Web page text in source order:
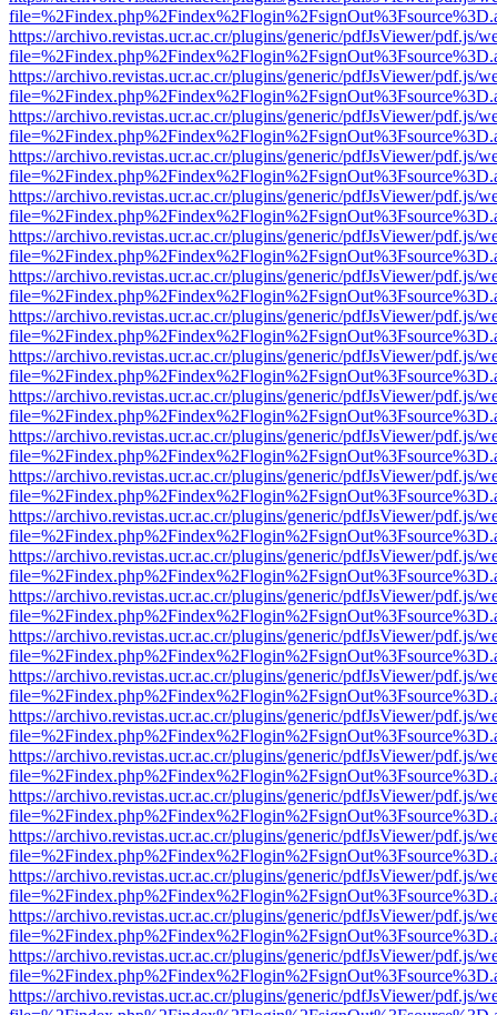
https://archivo.revistas.ucr.ac.cr/plugins/generic/pdfJsViewer/pdf.js/
https://archivo.revistas.ucr.ac.cr/plugins/generic/pdfJsViewer/pdf.js/
https://archivo.revistas.ucr.ac.cr/plugins/generic/pdfJsViewer/pdf.js/
https://archivo.revistas.ucr.ac.cr/plugins/generic/pdfJsViewer/pdf.js/
https://archivo.revistas.ucr.ac.cr/plugins/generic/pdfJsViewer/pdf.js/
https://archivo.revistas.ucr.ac.cr/plugins/generic/pdfJsViewer/pdf.js/
https://archivo.revistas.ucr.ac.cr/plugins/generic/pdfJsViewer/pdf.js/
https://archivo.revistas.ucr.ac.cr/plugins/generic/pdfJsViewer/pdf.js/
https://archivo.revistas.ucr.ac.cr/plugins/generic/pdfJsViewer/pdf.js/
https://archivo.revistas.ucr.ac.cr/plugins/generic/pdfJsViewer/pdf.js/
https://archivo.revistas.ucr.ac.cr/plugins/generic/pdfJsViewer/pdf.js/
https://archivo.revistas.ucr.ac.cr/plugins/generic/pdfJsViewer/pdf.js/
https://archivo.revistas.ucr.ac.cr/plugins/generic/pdfJsViewer/pdf.js/
https://archivo.revistas.ucr.ac.cr/plugins/generic/pdfJsViewer/pdf.js/
https://archivo.revistas.ucr.ac.cr/plugins/generic/pdfJsViewer/pdf.js/
https://archivo.revistas.ucr.ac.cr/plugins/generic/pdfJsViewer/pdf.js/
https://archivo.revistas.ucr.ac.cr/plugins/generic/pdfJsViewer/pdf.js/
https://archivo.revistas.ucr.ac.cr/plugins/generic/pdfJsViewer/pdf.js/
https://archivo.revistas.ucr.ac.cr/plugins/generic/pdfJsViewer/pdf.js/
https://archivo.revistas.ucr.ac.cr/plugins/generic/pdfJsViewer/pdf.js/
https://archivo.revistas.ucr.ac.cr/plugins/generic/pdfJsViewer/pdf.js/
https://archivo.revistas.ucr.ac.cr/plugins/generic/pdfJsViewer/pdf.js/
https://archivo.revistas.ucr.ac.cr/plugins/generic/pdfJsViewer/pdf.js/
https://archivo.revistas.ucr.ac.cr/plugins/generic/pdfJsViewer/pdf.js/
https://archivo.revistas.ucr.ac.cr/plugins/generic/pdfJsViewer/pdf.js/